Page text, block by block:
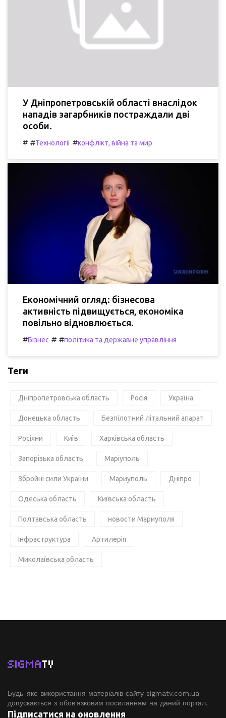
У Дніпропетровській області внаслідок
нападів загарбників постраждали дві
особи.
# #Технології #конфлікт, війна та мир
Економічний огляд: бізнесова
активність підвищується, економіка
повільно відновлюється.
#Бізнес # #політика та державне управління
Теги
Дніпропетровська область Росія Україна
Донецька область Безпілотний літальний апарат
Росіяни Київ Харківська область
Запорізька область Маріуполь
Збройні сили України Мариуполь Дніпро
Одеська область Київська область
Полтавська область новости Мариуполя
Інфраструктура Артилерія
Миколаївська область
SIGMATV
Будь-яке використання матеріалів сайту sigmatv.com.ua
допускається з обов'язковим посиланням на даний портал.
Підписатися на оновлення